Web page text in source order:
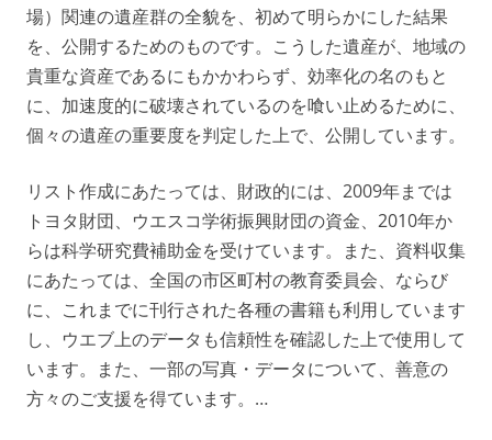
場）関連の遺産群の全貌を、初めて明らかにした結果
を、公開するためのものです。こうした遺産が、地域の
貴重な資産であるにもかかわらず、効率化の名のもと
に、加速度的に破壊されているのを喰い止めるために、
個々の遺産の重要度を判定した上で、公開しています。
リスト作成にあたっては、財政的には、2009年までは
トヨタ財団、ウエスコ学術振興財団の資金、2010年か
らは科学研究費補助金を受けています。また、資料収集
にあたっては、全国の市区町村の教育委員会、ならび
に、これまでに刊行された各種の書籍も利用しています
し、ウエブ上のデータも信頼性を確認した上で使用して
います。また、一部の写真・データについて、善意の
方々のご支援を得ています。…